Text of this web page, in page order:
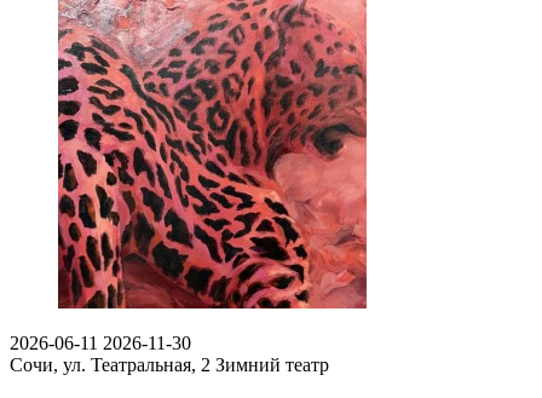
2026-06-11 2026-11-30
Сочи, ул. Театральная, 2 Зимний театр